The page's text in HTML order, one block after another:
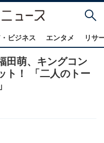
ビジネス エンタメ リサ
田萌、キングコン
ト！ 「二人のトー